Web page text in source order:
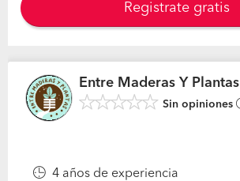
Registrate gratis
Entre Maderas Y Plantas
Sin opiniones
4 años de experiencia